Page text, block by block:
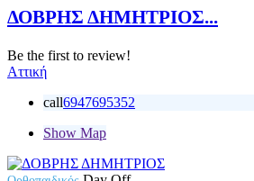
ΔΟΒΡΗΣ ΔΗΜΗΤΡΙΟΣ...
Be the first to review!
Αττική
call6947695352
Show Map